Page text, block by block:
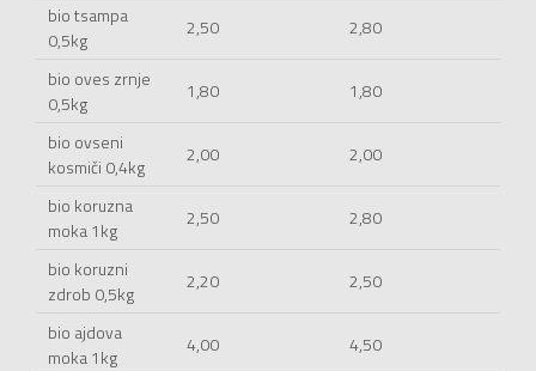
bio tsampa
0,5kg
2,50 2,80
bio oves zrnje
0,5kg
1,80 1,80
bio ovseni
kosmiči 0,4kg
2,00 2,00
bio koruzna
moka 1kg
2,50 2,80
bio koruzni
zdrob 0,5kg
2,20 2,50
bio ajdova
moka 1kg
4,00 4,50